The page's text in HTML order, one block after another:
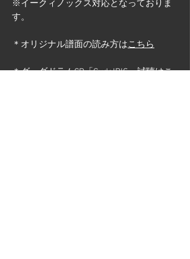
※イークィノックス対応となっておりま
す。
＊オリジナル譜面の読み方はこちら
＊グーダドラムCD「GudaIRIS」試聴はこ